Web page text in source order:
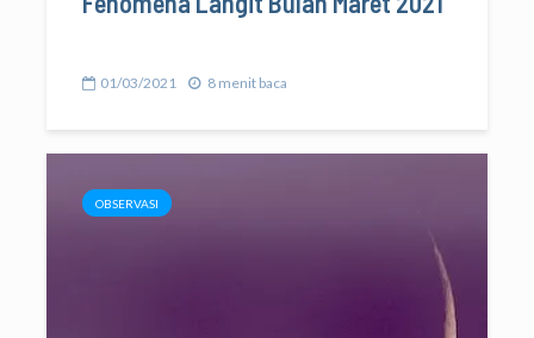
01/03/2021 8 menit baca
OBSERVASI